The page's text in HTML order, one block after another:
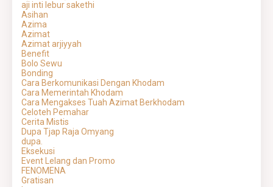
aji inti lebur sakethi
Asihan
Azima
Azimat
Azimat arjiyyah
Benefit
Bolo Sewu
Bonding
Cara Berkomunikasi Dengan Khodam
Cara Memerintah Khodam
Cara Mengakses Tuah Azimat Berkhodam
Celoteh Pemahar
Cerita Mistis
Dupa Tjap Raja Omyang
dupa.
Eksekusi
Event Lelang dan Promo
FENOMENA
Gratisan